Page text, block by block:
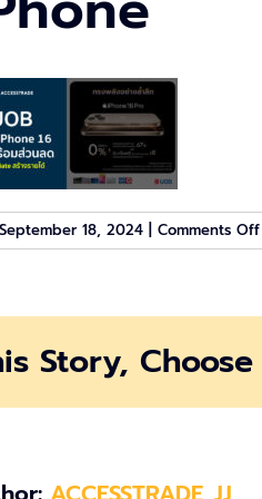
September 18, 2024 Comments Off
Story,